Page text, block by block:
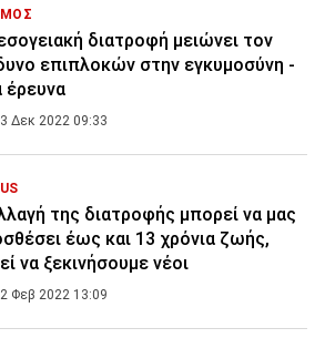
διατροφή μειώνει τον
επιπλοκών στην εγκυμοσύνη -
έρευνα
Δεκ 2022 09:33
της διατροφής μπορεί να μας
έως και 13 χρόνια ζωής,
να ξεκινήσουμε νέοι
Φεβ 2022 13:09